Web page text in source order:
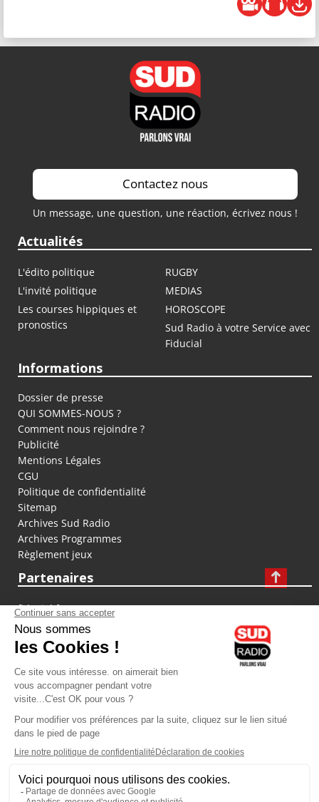
Contactez nous
Un message, une question, une réaction, écrivez nous !
Actualités
L'édito politique
RUGBY
L'invité politique
MEDIAS
Les courses hippiques et
pronostics
HOROSCOPE
Sud Radio à votre Service avec
Fiducial
Informations
Dossier de presse
QUI SOMMES-NOUS ?
Comment nous rejoindre ?
Publicité
Mentions Légales
CGU
Politique de confidentialité
Sitemap
Archives Sud Radio
Archives Programmes
Règlement jeux
Partenaires
fiducial.fr
lyoncapitale.fr
olympique-et-lyonnais.com
L'application Iphone / Android
Téléchargez l'application
Les cookies
Gestion des cookies